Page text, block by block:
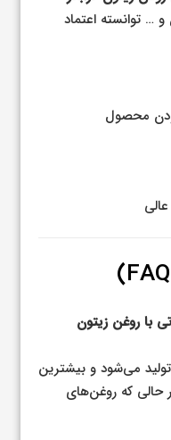
… توانسته اعتماد
محصول
با روغن زیتون
می‌شود و بیشترین
حالی که روغن‌های